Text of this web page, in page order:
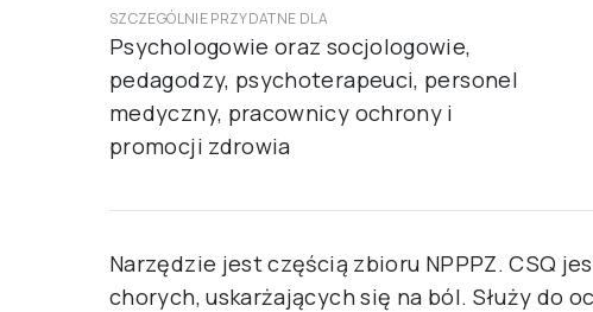
SZCZEGÓLNIE PRZYDATNE DLA
Psychologowie oraz socjologowie,
pedagodzy, psychoterapeuci, personel
medyczny, pracownicy ochrony i
promocji zdrowia
Narzędzie jest częścią zbioru NPPPZ. CSQ
chorych, uskarżających się na ból. Służy do